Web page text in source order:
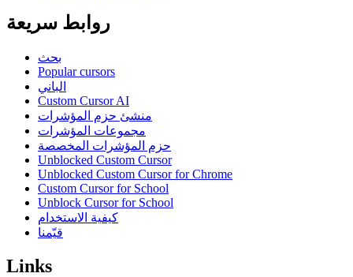
روابط سريعة
بحث
Popular cursors
الباني
Custom Cursor AI
منشئ حزم المؤشرات
مجموعات المؤشرات
حزم المؤشرات المخصصة
Unblocked Custom Cursor
Unblocked Custom Cursor for Chrome
Custom Cursor for School
Unblock Cursor for School
كيفية الاستخدام
قيّمنا
Links